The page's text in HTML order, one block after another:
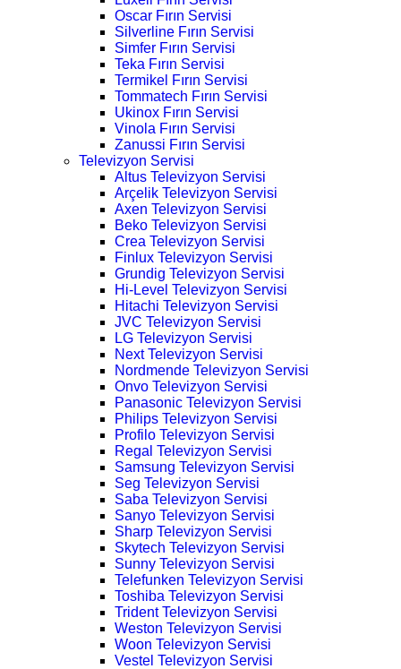
Oscar Fırın Servisi
Silverline Fırın Servisi
Simfer Fırın Servisi
Teka Fırın Servisi
Termikel Fırın Servisi
Tommatech Fırın Servisi
Ukinox Fırın Servisi
Vinola Fırın Servisi
Zanussi Fırın Servisi
Televizyon Servisi
Altus Televizyon Servisi
Arçelik Televizyon Servisi
Axen Televizyon Servisi
Beko Televizyon Servisi
Crea Televizyon Servisi
Finlux Televizyon Servisi
Grundig Televizyon Servisi
Hi-Level Televizyon Servisi
Hitachi Televizyon Servisi
JVC Televizyon Servisi
LG Televizyon Servisi
Next Televizyon Servisi
Nordmende Televizyon Servisi
Onvo Televizyon Servisi
Panasonic Televizyon Servisi
Philips Televizyon Servisi
Profilo Televizyon Servisi
Regal Televizyon Servisi
Samsung Televizyon Servisi
Seg Televizyon Servisi
Saba Televizyon Servisi
Sanyo Televizyon Servisi
Sharp Televizyon Servisi
Skytech Televizyon Servisi
Sunny Televizyon Servisi
Telefunken Televizyon Servisi
Toshiba Televizyon Servisi
Trident Televizyon Servisi
Weston Televizyon Servisi
Woon Televizyon Servisi
Vestel Televizyon Servisi